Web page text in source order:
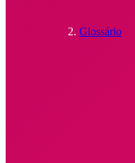
Glossário